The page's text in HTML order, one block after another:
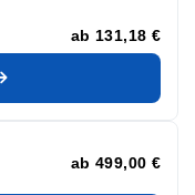
ab 131,18 €
ab 499,00 €